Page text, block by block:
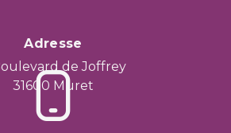
Adresse
de Joffrey
31600 Muret